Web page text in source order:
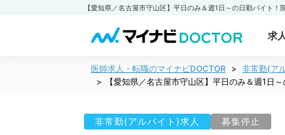
求
医師求人・転職のマイナビDOCTOR 非常勤(ア
【愛知県／名古屋市守山区】平日のみ＆週1日
非常勤(アルバイト)求人 募集停止